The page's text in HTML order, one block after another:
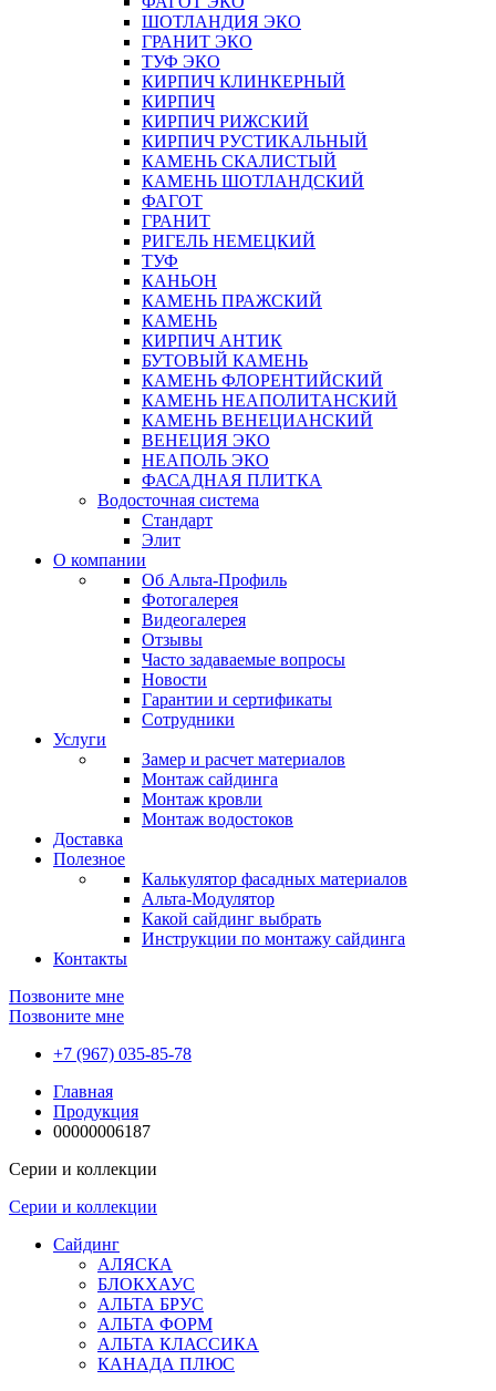
ШОТЛАНДИЯ ЭКО
ГРАНИТ ЭКО
ТУФ ЭКО
КИРПИЧ КЛИНКЕРНЫЙ
КИРПИЧ
КИРПИЧ РИЖСКИЙ
КИРПИЧ РУСТИКАЛЬНЫЙ
КАМЕНЬ СКАЛИСТЫЙ
КАМЕНЬ ШОТЛАНДСКИЙ
ФАГОТ
ГРАНИТ
РИГЕЛЬ НЕМЕЦКИЙ
ТУФ
КАНЬОН
КАМЕНЬ ПРАЖСКИЙ
КАМЕНЬ
КИРПИЧ АНТИК
БУТОВЫЙ КАМЕНЬ
КАМЕНЬ ФЛОРЕНТИЙСКИЙ
КАМЕНЬ НЕАПОЛИТАНСКИЙ
КАМЕНЬ ВЕНЕЦИАНСКИЙ
ВЕНЕЦИЯ ЭКО
НЕАПОЛЬ ЭКО
ФАСАДНАЯ ПЛИТКА
Водосточная система
Стандарт
Элит
О компании
Об Альта-Профиль
Фотогалерея
Видеогалерея
Отзывы
Часто задаваемые вопросы
Новости
Гарантии и сертификаты
Сотрудники
Услуги
Замер и расчет материалов
Монтаж сайдинга
Монтаж кровли
Монтаж водостоков
Доставка
Полезное
Калькулятор фасадных материалов
Альта-Модулятор
Какой сайдинг выбрать
Инструкции по монтажу сайдинга
Контакты
Позвоните мне
Позвоните мне
+7 (967) 035-85-78
Главная
Продукция
00000006187
Серии и коллекции
Серии и коллекции
Сайдинг
АЛЯСКА
БЛОКХАУС
АЛЬТА БРУС
АЛЬТА ФОРМ
АЛЬТА КЛАССИКА
КАНАДА ПЛЮС